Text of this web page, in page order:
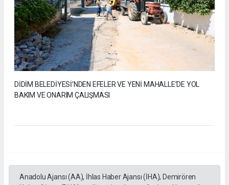
DİDİM BELEDİYESİ’NDEN EFELER VE YENİ MAHALLE’DE YOL
BAKIM VE ONARIM ÇALIŞMASI
Anadolu Ajansı (AA), İhlas Haber Ajansı (İHA), Demirören